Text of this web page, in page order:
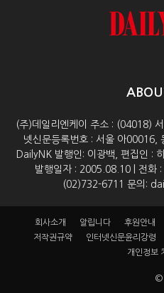
(주)데일리엔케이 주소 : (04018)
넷신문등록번호 : 서울 아00016,
DailyNK 발행인: 이광백, 편집인 :
발행일자 : 2005.08.10 | 전
(02)732-6711 문의:
회사소개 알립니다 후원안내
저작권규약
인터넷신문윤리강령
개인정보
©